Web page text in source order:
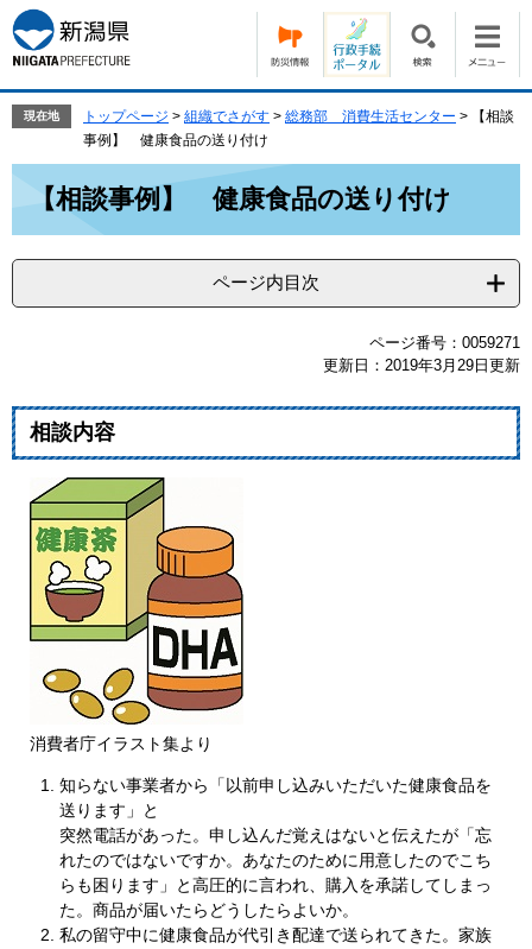
ー
ジ
の
で
ニ
ュ
ー
ば
本
文
現在地 トップページ > 組織でさがす > 総務部 消費生活センター >
【相談
事例】 健康食品の送り付け
【相談事例】 健康食品の送り付け
ページ内目次
ページ番号：0059271
更新日：2019年3月29日更新
相談内容
消費者庁イラスト集より
知らない事業者から「以前申し込みいただいた健康食品を
送ります」と
突然電話があった。申し込んだ覚えはないと伝えたが「忘
れたのではないですか。あなたのために用意したのでこち
らも困ります」と高圧的に言われ、購入を承諾してしまっ
た。商品が届いたらどうしたらよいか。
私の留守中に健康食品が代引き配達で送られてきた。家族